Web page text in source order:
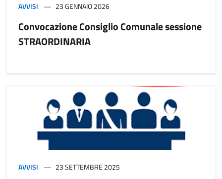
AVVISI 23 GENNAIO 2026
Convocazione Consiglio Comunale sessione
STRAORDINARIA
AVVISI 23 SETTEMBRE 2025